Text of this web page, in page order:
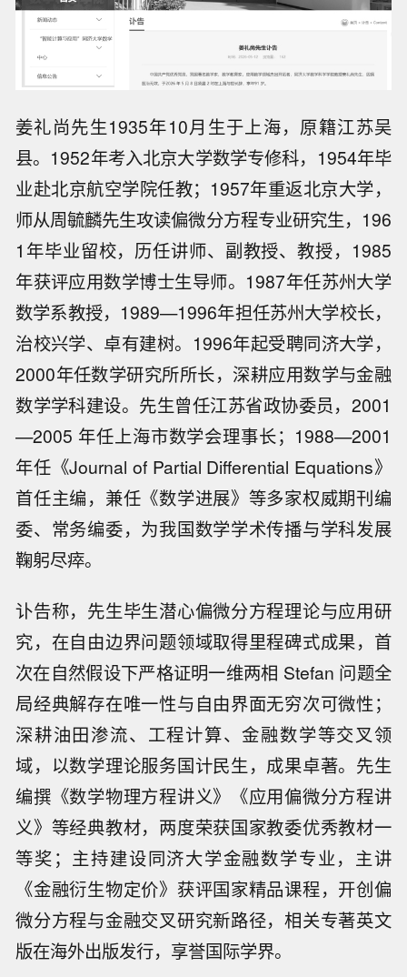
姜礼尚先生1935年10月生于上海，原籍江苏吴
县。1952年考入北京大学数学专修科，1954年毕
业赴北京航空学院任教；1957年重返北京大学，
师从周毓麟先生攻读偏微分方程专业研究生，196
1年毕业留校，历任讲师、副教授、教授，1985
年获评应用数学博士生导师。1987年任苏州大学
数学系教授，1989—1996年担任苏州大学校长，
治校兴学、卓有建树。1996年起受聘同济大学，
2000年任数学研究所所长，深耕应用数学与金融
数学学科建设。先生曾任江苏省政协委员，2001
—2005 年任上海市数学会理事长；1988—2001
年任《Journal of Partial Differential Equations》
首任主编，兼任《数学进展》等多家权威期刊编
委、常务编委，为我国数学学术传播与学科发展
鞠躬尽瘁。
讣告称，先生毕生潜心偏微分方程理论与应用研
究，在自由边界问题领域取得里程碑式成果，首
次在自然假设下严格证明一维两相 Stefan 问题全
局经典解存在唯一性与自由界面无穷次可微性；
深耕油田渗流、工程计算、金融数学等交叉领
域，以数学理论服务国计民生，成果卓著。先生
编撰《数学物理方程讲义》《应用偏微分方程讲
义》等经典教材，两度荣获国家教委优秀教材一
等奖；主持建设同济大学金融数学专业，主讲
《金融衍生物定价》获评国家精品课程，开创偏
微分方程与金融交叉研究新路径，相关专著英文
版在海外出版发行，享誉国际学界。